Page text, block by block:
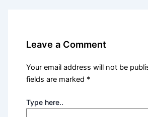
Leave a Comment
Your email address will not be
fields are marked *
Type here..